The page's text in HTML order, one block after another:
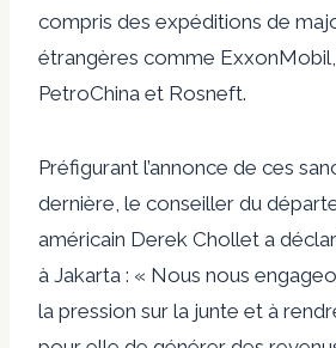
compris des expéditions de
étrangères comme ExxonMobil,
PetroChina et Rosneft.
Préfigurant l’annonce de ces
dernière, le conseiller du
américain Derek Chollet a
à Jakarta : « Nous nous
la pression sur la junte et à